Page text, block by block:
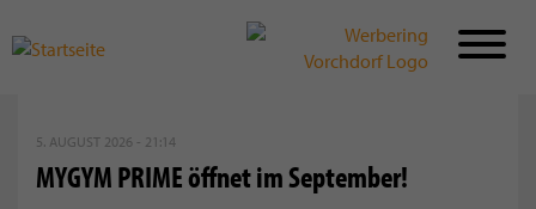
5. AUGUST 2026 - 21:14
MYGYM PRIME öffnet im September!